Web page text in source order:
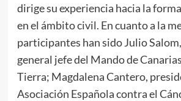
dirige su experiencia hacia la
en el ámbito civil. En cuanto a la
participantes han sido Julio
general jefe del Mando de
Tierra; Magdalena Cantero,
Asociación Española contra el